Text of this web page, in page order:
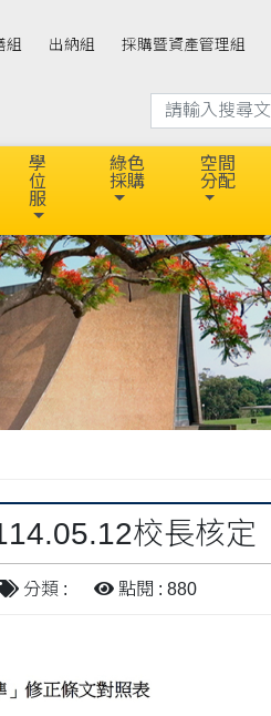
組 出納組 採購暨資產管理組
學
位
服
綠色
採購
空間
分配
校長核定
分類 : 點閱 : 880